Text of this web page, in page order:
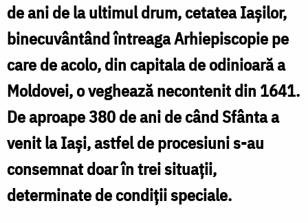
de ani de la ultimul drum, cetatea Iașilor,
binecuvântând întreaga Arhiepiscopie pe
care de acolo, din capitala de odinioară a
Moldovei, o veghează necontenit din 1641.
De aproape 380 de ani de când Sfânta a
venit la Iași, astfel de procesiuni s-au
consemnat doar în trei situații,
determinate de condiții speciale.